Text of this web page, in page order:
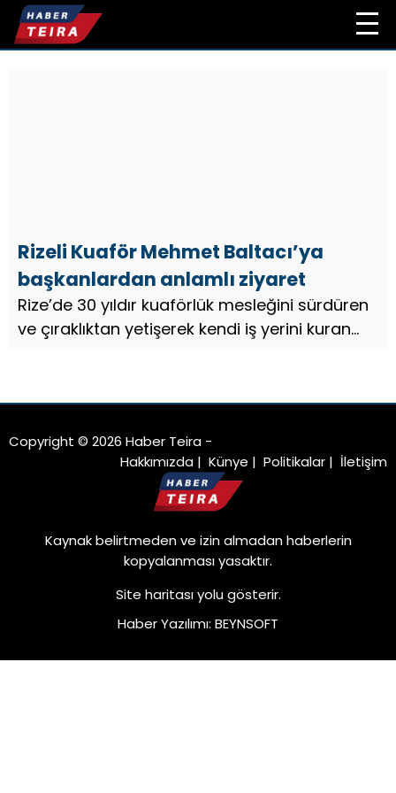
Rizeli Kuaför Mehmet Baltacı’ya
başkanlardan anlamlı ziyaret
Rize’de 30 yıldır kuaförlük mesleğini sürdüren
ve çıraklıktan yetişerek kendi iş yerini kuran
Copyright © 2026 Haber Teira -
Hakkımızda | Künye | Politikalar | İletişim
Kaynak belirtmeden ve izin almadan haberlerin
kopyalanması yasaktır.
Site haritasıyolu gösterir.
Haber Yazılımı: BEYNSOFT